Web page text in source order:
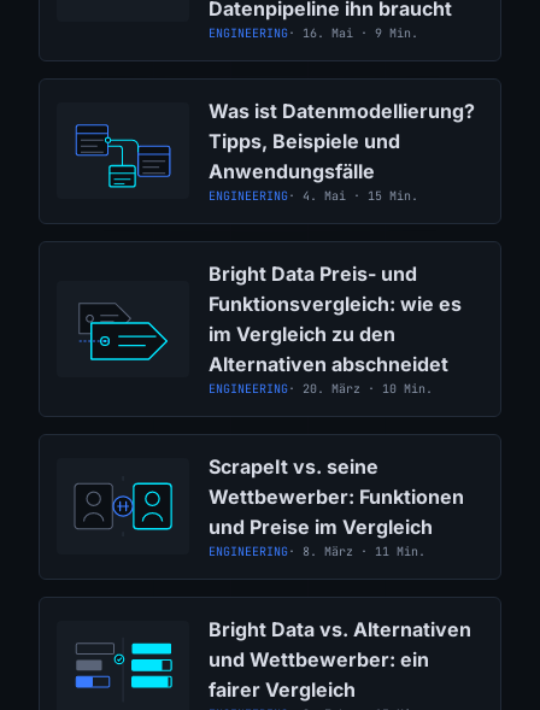
Datenpipeline ihn braucht
ENGINEERING· 16. Mai · 9 Min.
Was ist Datenmodellierung?
Tipps, Beispiele und
Anwendungsfälle
ENGINEERING· 4. Mai · 15 Min.
Bright Data Preis- und
Funktionsvergleich: wie es
im Vergleich zu den
Alternativen abschneidet
ENGINEERING· 20. März · 10 Min.
ScrapeIt vs. seine
Wettbewerber: Funktionen
und Preise im Vergleich
ENGINEERING· 8. März · 11 Min.
Bright Data vs. Alternativen
und Wettbewerber: ein
fairer Vergleich